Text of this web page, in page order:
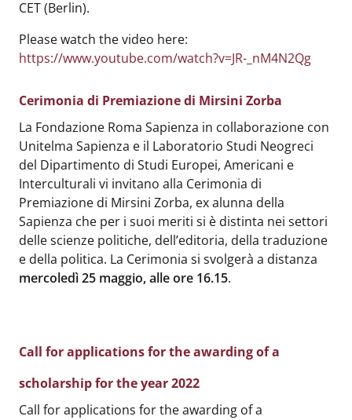
CET (Berlin).
Please watch the video here:
https://www.youtube.com/watch?v=JR-_nM4N2Qg
Cerimonia di Premiazione di Mirsini Zorba
Body:
La Fondazione Roma Sapienza in collaborazione con
Unitelma Sapienza e il Laboratorio Studi Neogreci
del Dipartimento di Studi Europei, Americani e
Interculturali vi invitano alla Cerimonia di
Premiazione di Mirsini Zorba, ex alunna della
Sapienza che per i suoi meriti si è distinta nei settori
delle scienze politiche, dell’editoria, della traduzione
e della politica. La Cerimonia si svolgerà a distanza
mercoledì 25 maggio, alle ore 16.15.
Call for applications for the awarding of a
scholarship for the year 2022
Body:
Call for applications for the awarding of a